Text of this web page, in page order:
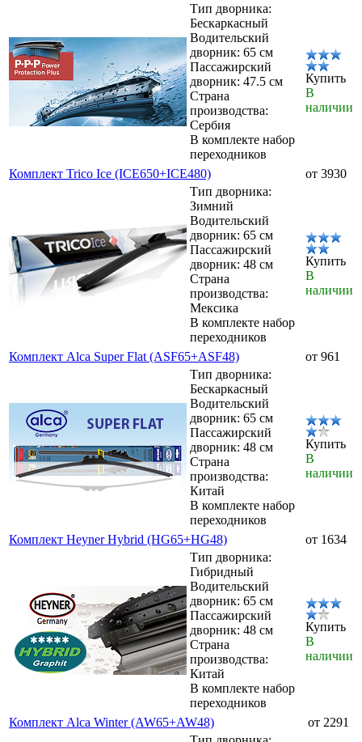
Тип дворника:
Бескаркасный
Водительский
дворник: 65 см
Пассажирский
дворник: 47.5 см
Страна
производства:
Сербия
В комплекте набор
переходников
Купить
В
наличии
Комплект Trico Ice (ICE650+ICE480)
от 3930
Тип дворника:
Зимний
Водительский
дворник: 65 см
Пассажирский
дворник: 48 см
Страна
производства:
Мексика
В комплекте набор
переходников
Купить
В
наличии
Комплект Alca Super Flat (ASF65+ASF48)
от 961
Тип дворника:
Бескаркасный
Водительский
дворник: 65 см
Пассажирский
дворник: 48 см
Страна
производства:
Китай
В комплекте набор
переходников
Купить
В
наличии
Комплект Heyner Hybrid (HG65+HG48)
от 1634
Тип дворника:
Гибридный
Водительский
дворник: 65 см
Пассажирский
дворник: 48 см
Страна
производства:
Китай
В комплекте набор
переходников
Купить
В
наличии
Комплект Alca Winter (AW65+AW48)
от 2291